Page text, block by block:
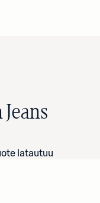
latautuu